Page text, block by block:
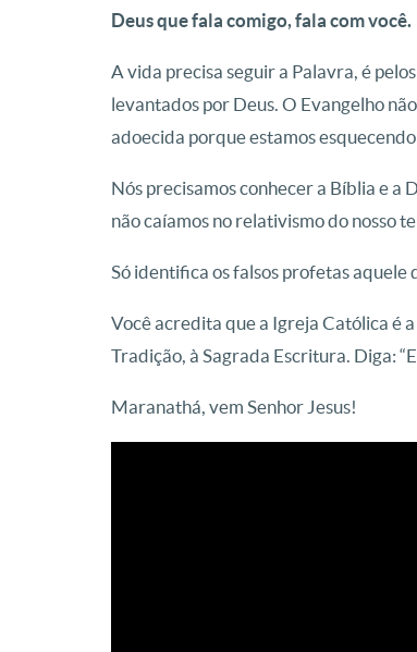
Deus que fala comigo, fala com você.
A vida precisa seguir a Palavra, é
levantados por Deus. O Evangelho
adoecida porque estamos
Nós precisamos conhecer a Bíblia e a
não caíamos no relativismo do nosso
Só identifica os falsos profetas aquele
Você acredita que a Igreja Católica é
Tradição, à Sagrada Escritura. Diga:
Maranathá, vem Senhor Jesus!